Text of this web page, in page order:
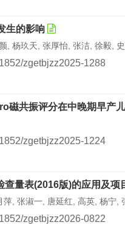
生的影响
, 杨玖天, 张厚怡, 张洁, 徐毅,
zgetbjzz2025-1288
磁共振评分在中晚期早产
zgetbjzz2025-1224
量表(2016版)的应用及项
, 张淑一, 唐延红, 高英, 杨宁
zgetbjzz2026-0822